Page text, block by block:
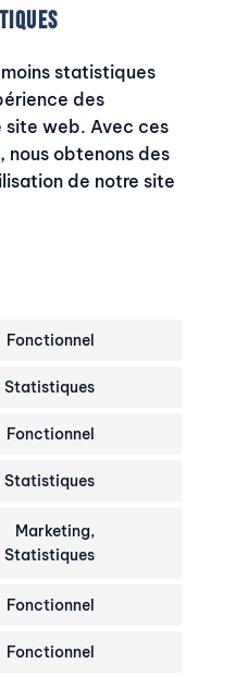
statistiques
des
site web. Avec ces
obtenons des
de notre site
Fonctionnel
Statistiques
Fonctionnel
Statistiques
Marketing,
Statistiques
Fonctionnel
Fonctionnel